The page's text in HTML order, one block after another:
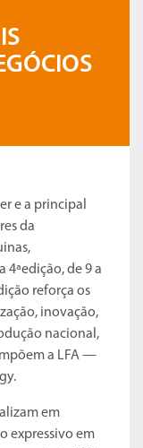
e a principal
da
4ªedição, de 9 a
reforça os
inovação,
nacional,
a LFA —
em
expressivo em